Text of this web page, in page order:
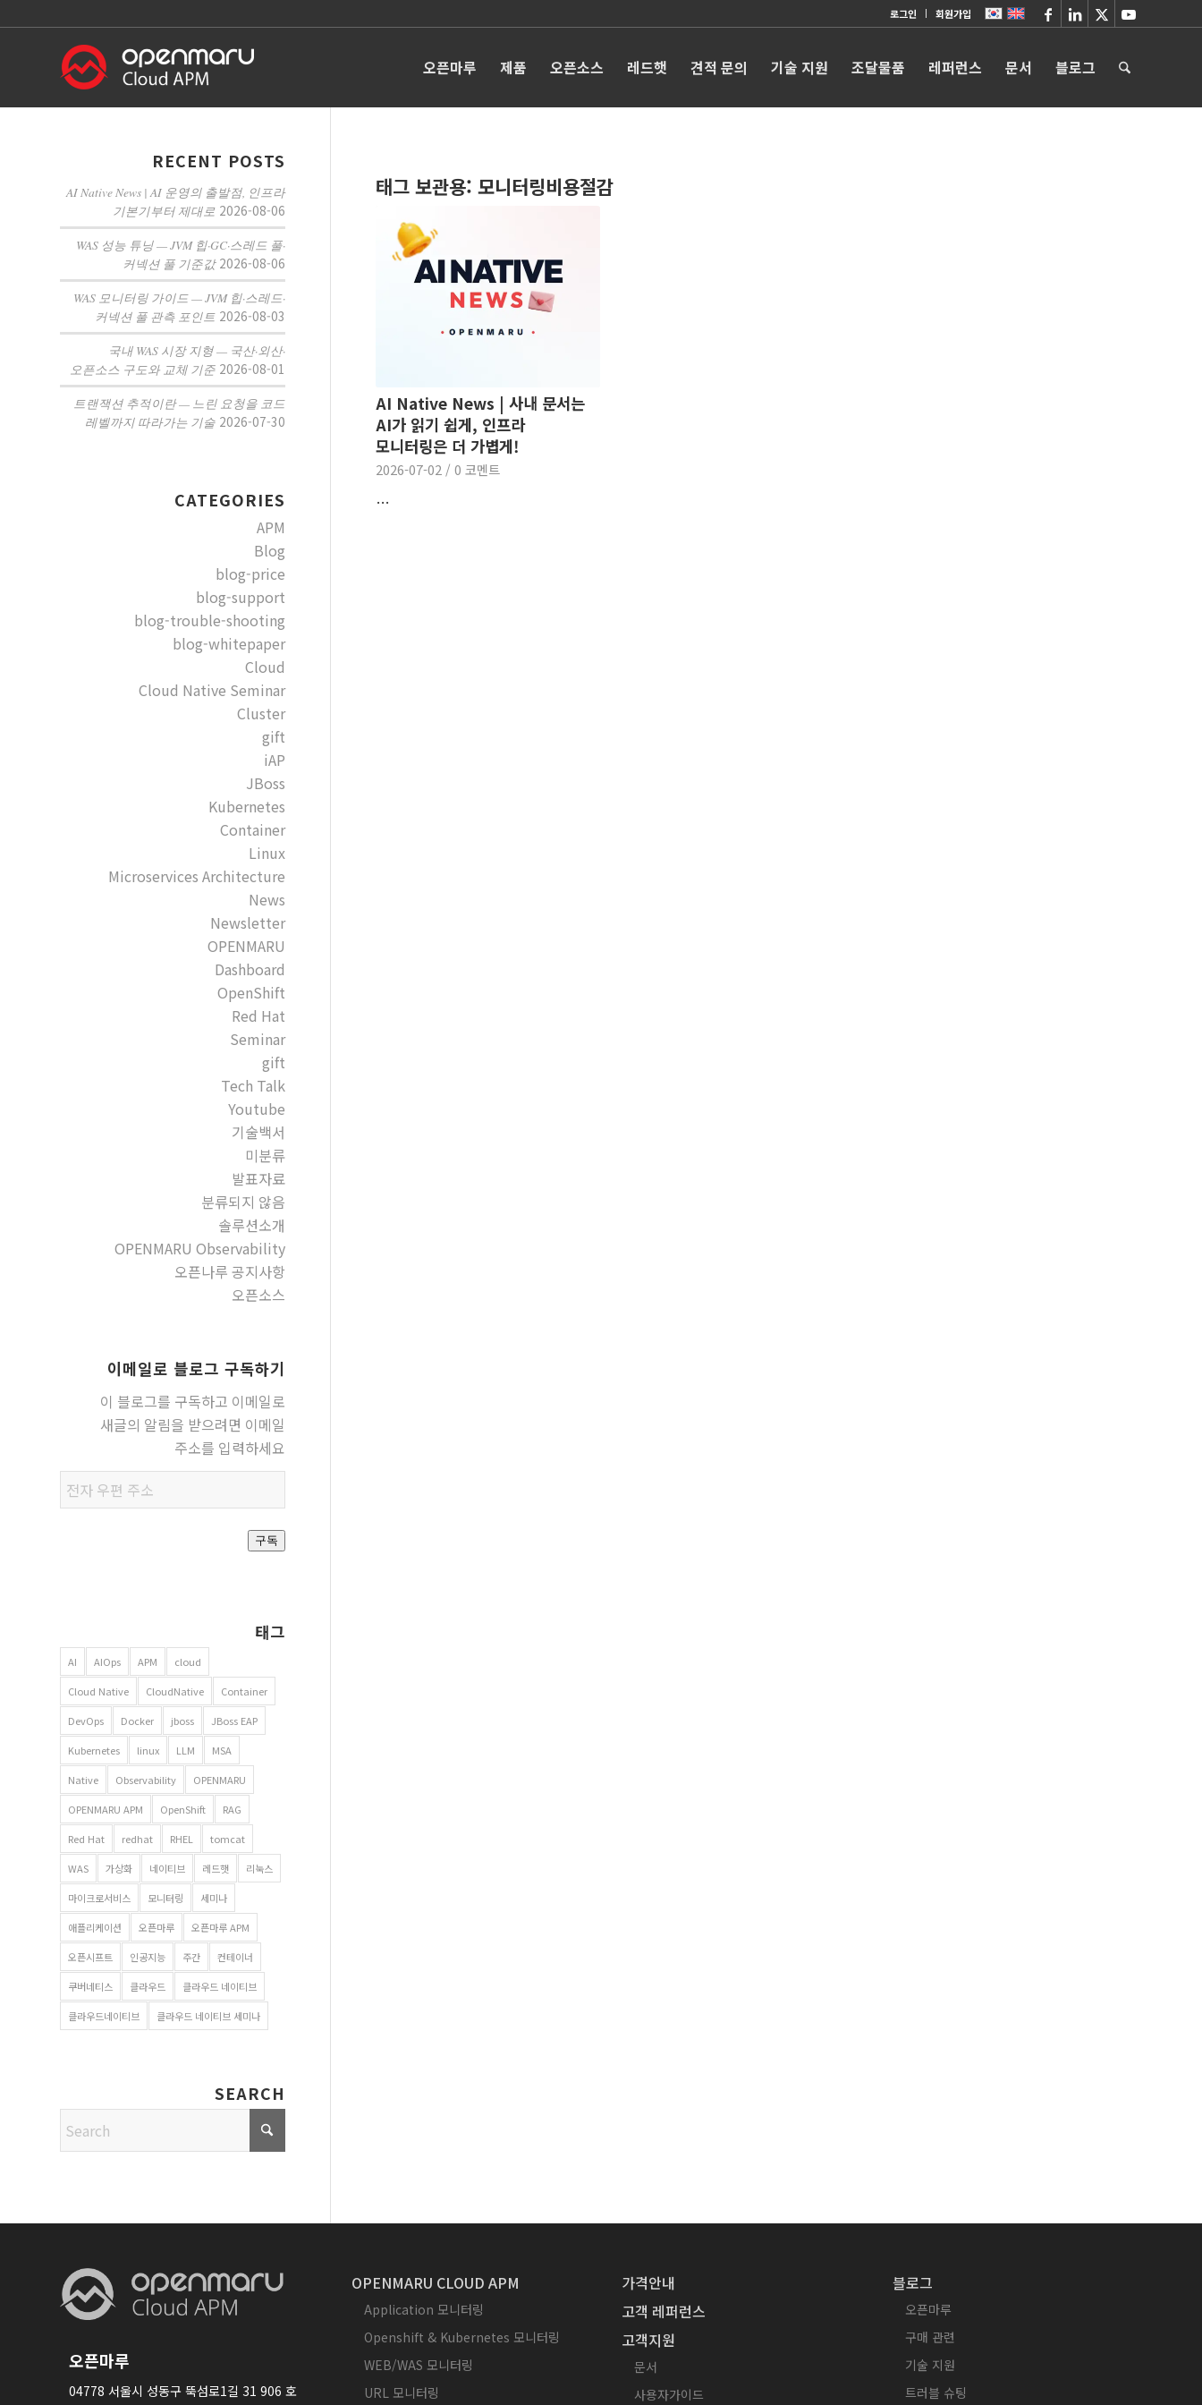
로그인 회원가입
오픈마루 제품 오픈소스 레드햇 견적 문의 기술 지원 조달물품 레퍼런스 문서 블로그
태그 보관용: 모니터링비용절감
AI Native News | 사내 문서는
AI가 읽기 쉽게, 인프라
모니터링은 더 가볍게!
2026-07-02 / 0 코멘트
…
RECENT POSTS
AI Native News | AI 운영의 출발점, 인프라
기본기부터 제대로 2026-08-06
WAS 성능 튜닝 — JVM 힙·GC·스레드 풀·
커넥션 풀 기준값 2026-08-06
WAS 모니터링 가이드 — JVM 힙·스레드·
커넥션 풀 관측 포인트 2026-08-03
국내 WAS 시장 지형 — 국산·외산·
오픈소스 구도와 교체 기준 2026-08-01
트랜잭션 추적이란 — 느린 요청을 코드
레벨까지 따라가는 기술 2026-07-30
CATEGORIES
APM
Blog
blog-price
blog-support
blog-trouble-shooting
blog-whitepaper
Cloud
Cloud Native Seminar
Cluster
gift
iAP
JBoss
Kubernetes
Container
Linux
Microservices Architecture
News
Newsletter
OPENMARU
Dashboard
OpenShift
Red Hat
Seminar
gift
Tech Talk
Youtube
기술백서
미분류
발표자료
분류되지 않음
솔루션소개
OPENMARU Observability
오픈나루 공지사항
오픈소스
이메일로 블로그 구독하기
이 블로그를 구독하고 이메일로
새글의 알림을 받으려면 이메일
주소를 입력하세요
우편
주소
구독
태그
AI AIOps APM cloud
Cloud Native CloudNative Container
DevOps Docker jboss JBoss EAP
Kubernetes linux LLM MSA
Native Observability OPENMARU
OPENMARU APM OpenShift RAG
Red Hat redhat RHEL tomcat
WAS 가상화 네이티브 레드햇 리눅스
마이크로서비스 모니터링 세미나
애플리케이션 오픈마루 오픈마루 APM
오픈시프트 인공지능 주간 컨테이너
쿠버네티스 클라우드 클라우드 네이티브
클라우드네이티브 클라우드 네이티브 세미나
SEARCH
오픈마루
04778 서울시 성동구 뚝섬로1길 31 906 호
OPENMARU CLOUD APM
Application 모니터링
Openshift & Kubernetes 모니터링
WEB/WAS 모니터링
URL 모니터링
가격안내
고객 레퍼런스
고객지원
문서
사용자가이드
블로그
오픈마루
구매 관련
기술 지원
트러블 슈팅